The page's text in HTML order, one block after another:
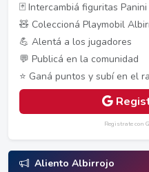
🃏 Intercambiá figuritas Panini
🧸 Coleccioná Playmobil
💪 Alentá a los jugadores
💬 Publicá en la comunidad
⭐ Ganá puntos y subí en el
Registrate con
Aliento Albirrojo